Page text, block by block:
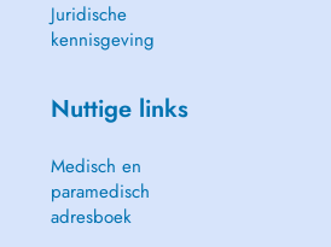
Juridische
kennisgeving
Nuttige links
Medisch en
paramedisch
adresboek